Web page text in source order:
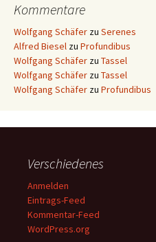
Kommentare
Wolfgang Schäfer zu Serenes
Alfred Biesel zu Profundibus
Wolfgang Schäfer zu Tassel
Wolfgang Schäfer zu Tassel
Wolfgang Schäfer zu Profundibus
Verschiedenes
Anmelden
Eintrags-Feed
Kommentar-Feed
WordPress.org